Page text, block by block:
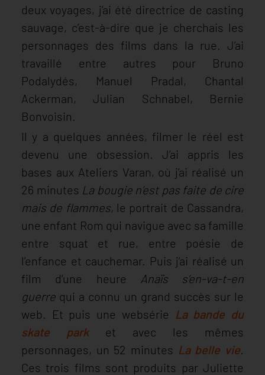
deux voyages, j’ai été directrice de casting
sauvage, c’est-à-dire que je cherchais les
personnages des films dans la rue. J’ai
travaillé entre autres pour Bruno
Podalydés, Manuel Pradal, Chantal
Ackerman, Julian Schnabel, Bernie
Bonvoisin.
Il y a quelques années, filmer le réel est
devenu une obsession. J’ai appris les
bases aux Ateliers Varan, où j’ai réalisé un
26 minutes La bougie n’est pas faite de cire
mais de flammes, le portrait de Cassandra,
une enfant Rom qui navigue avec sa famille
entre squat et rue, entre poésie de
l’enfance et cauchemar. Puis j’ai réalisé un
film d’une heure Anaïs s’en-va-t-en
guerre qui a connu un grand succès sur le
web. Et puis une websérie La bande du
skate parket avec les mêmes
personnages, un 52 minutes La belle vie.
Ces trois films sont produits par Juliette